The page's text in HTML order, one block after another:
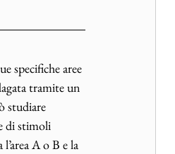
specifiche aree
tramite un
studiare
di stimoli
A o B e la